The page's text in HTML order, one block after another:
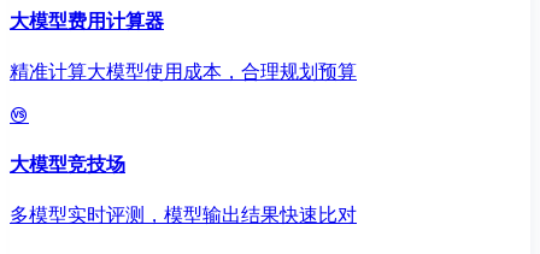
大模型费用计算器
精准计算大模型使用成本，合理规划预算
大模型竞技场
多模型实时评测，模型输出结果快速比对